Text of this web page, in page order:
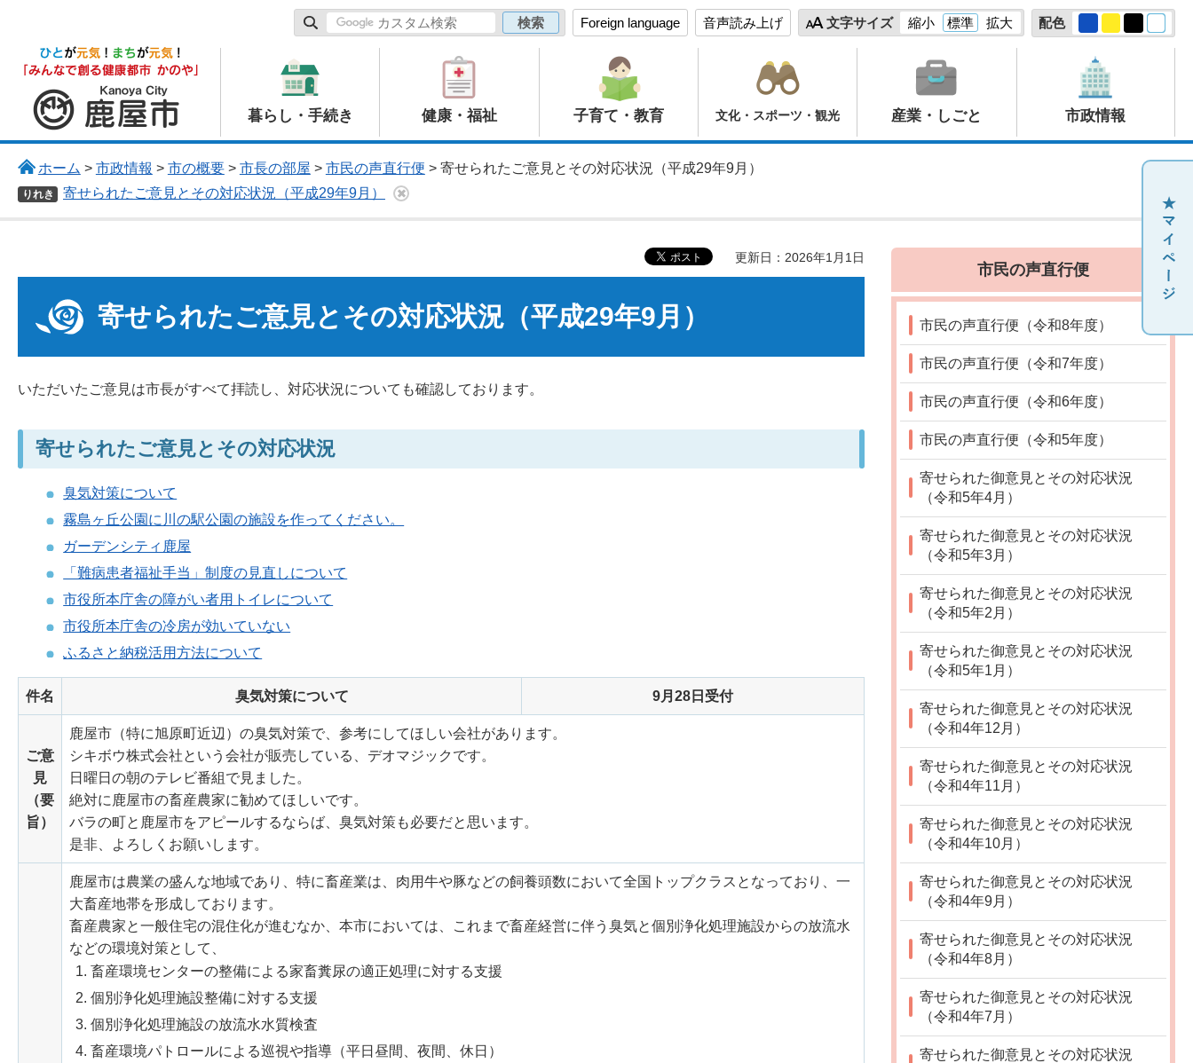
Foreign language 音声読み上げ 文字サイズ 縮小 標準 拡大 配色
鹿屋市
暮らし・手続き 健康・福祉 子育て・教育 文化・スポーツ・観光 産業・しごと 市政情報
ホーム > 市政情報 > 市の概要> 市長の部屋 > 市民の声直行便 > 寄せられたご意見とその対応状況（平成29年9月）
りれき 寄せられたご意見とその対応状況（平成29年9月）
更新日：2026年1月1日
寄せられたご意見とその対応状況（平成29年9月）
いただいたご意見は市長がすべて拝読し、対応状況についても確認しております。
寄せられたご意見とその対応状況
臭気対策について
霧島ヶ丘公園に川の駅公園の施設を作ってください。
ガーデンシティ鹿屋
「難病患者福祉手当」制度の見直しについて
市役所本庁舎の障がい者用トイレについて
市役所本庁舎の冷房が効いていない
ふるさと納税活用方法について
件名 臭気対策について 9月28日受付
ご意
見
（要
旨）
鹿屋市（特に旭原町近辺）の臭気対策で、参考にしてほしい会社があります。
シキボウ株式会社という会社が販売している、デオマジックです。
日曜日の朝のテレビ番組で見ました。
絶対に鹿屋市の畜産農家に勧めてほしいです。
バラの町と鹿屋市をアピールするならば、臭気対策も必要だと思います。
是非、よろしくお願いします。
鹿屋市は農業の盛んな地域であり、特に畜産業は、肉用牛や豚などの飼養頭数において全国トップクラスとなっており、一
大畜産地帯を形成しております。
畜産農家と一般住宅の混住化が進むなか、本市においては、これまで畜産経営に伴う臭気と個別浄化処理施設からの放流水
などの環境対策として、
畜産環境センターの整備による家畜糞尿の適正処理に対する支援
個別浄化処理施設整備に対する支援
個別浄化処理施設の放流水水質検査
畜産環境パトロールによる巡視や指導（平日昼間、夜間、休日）
市民の声直行便
市民の声直行便（令和8年度）
市民の声直行便（令和7年度）
市民の声直行便（令和6年度）
市民の声直行便（令和5年度）
寄せられた御意見とその対応状況
（令和5年4月）
寄せられた御意見とその対応状況
（令和5年3月）
寄せられた御意見とその対応状況
（令和5年2月）
寄せられた御意見とその対応状況
（令和5年1月）
寄せられた御意見とその対応状況
（令和4年12月）
寄せられた御意見とその対応状況
（令和4年11月）
寄せられた御意見とその対応状況
（令和4年10月）
寄せられた御意見とその対応状況
（令和4年9月）
寄せられた御意見とその対応状況
（令和4年8月）
寄せられた御意見とその対応状況
（令和4年7月）
寄せられた御意見とその対応状況